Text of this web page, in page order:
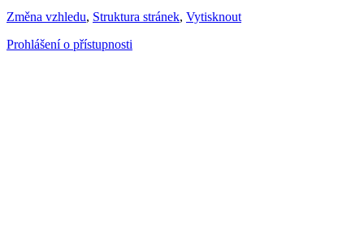
Změna vzhledu, Struktura stránek, Vytisknout
Prohlášení o přístupnosti